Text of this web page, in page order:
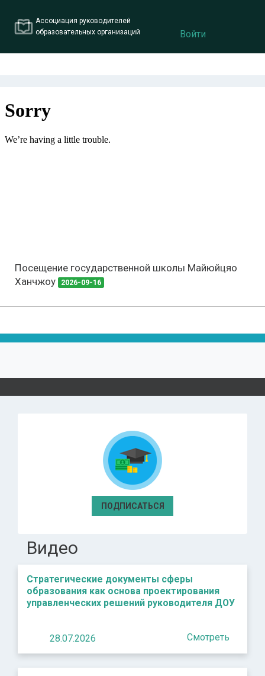
Ассоциация руководителей
образовательных организаций
Войти
Посещение государственной школы Майюйцяо
Ханчжоу
2026-09-16
ПОДПИСАТЬСЯ
Видео
Стратегические документы сферы
образования как основа проектирования
управленческих решений руководителя ДОУ
28.07.2026 Смотреть